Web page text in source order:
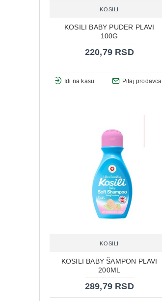
KOSILI
KOSILI BABY PUDER PLAVI
100G
220,79 RSD
Idi na kasu Pitaj prodavca
KOSILI
KOSILI BABY ŠAMPON PLAVI
200ML
289,79 RSD